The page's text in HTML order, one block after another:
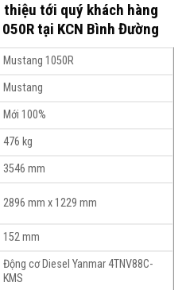
tới quý khách hàng
tại KCN Bình Đường
Mustang 1050R
Mustang
Mới 100%
476 kg
3546 mm
2896 mm x 1229 mm
152 mm
Động cơ Diesel Yanmar 4TNV88C-
KMS